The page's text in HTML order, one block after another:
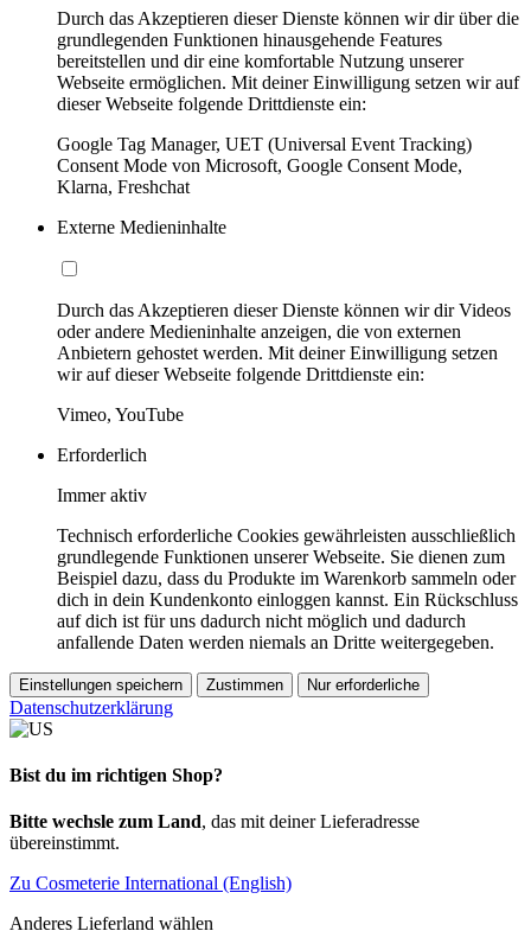
Durch das Akzeptieren dieser Dienste können wir dir über die
grundlegenden Funktionen hinausgehende Features
bereitstellen und dir eine komfortable Nutzung unserer
Webseite ermöglichen. Mit deiner Einwilligung setzen wir auf
dieser Webseite folgende Drittdienste ein:
Google Tag Manager, UET (Universal Event Tracking)
Consent Mode von Microsoft, Google Consent Mode,
Klarna, Freshchat
Externe Medieninhalte
Durch das Akzeptieren dieser Dienste können wir dir Videos
oder andere Medieninhalte anzeigen, die von externen
Anbietern gehostet werden. Mit deiner Einwilligung setzen
wir auf dieser Webseite folgende Drittdienste ein:
Vimeo, YouTube
Erforderlich
Immer aktiv
Technisch erforderliche Cookies gewährleisten ausschließlich
grundlegende Funktionen unserer Webseite. Sie dienen zum
Beispiel dazu, dass du Produkte im Warenkorb sammeln oder
dich in dein Kundenkonto einloggen kannst. Ein Rückschluss
auf dich ist für uns dadurch nicht möglich und dadurch
anfallende Daten werden niemals an Dritte weitergegeben.
Einstellungen speichern Zustimmen Nur erforderliche
Datenschutzerklärung
Bist du im richtigen Shop?
Bitte wechsle zum Land, das mit deiner Lieferadresse
übereinstimmt.
Zu Cosmeterie International (English)
Anderes Lieferland wählen